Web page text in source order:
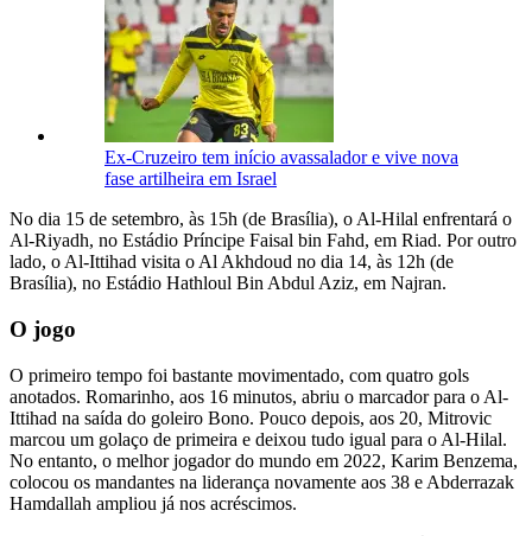
Ex-Cruzeiro tem início avassalador e vive nova
fase artilheira em Israel
No dia 15 de setembro, às 15h (de Brasília), o Al-Hilal enfrentará o
Al-Riyadh, no Estádio Príncipe Faisal bin Fahd, em Riad. Por outro
lado, o Al-Ittihad visita o Al Akhdoud no dia 14, às 12h (de
Brasília), no Estádio Hathloul Bin Abdul Aziz, em Najran.
O jogo
O primeiro tempo foi bastante movimentado, com quatro gols
anotados. Romarinho, aos 16 minutos, abriu o marcador para o Al-
Ittihad na saída do goleiro Bono. Pouco depois, aos 20, Mitrovic
marcou um golaço de primeira e deixou tudo igual para o Al-Hilal.
No entanto, o melhor jogador do mundo em 2022, Karim Benzema,
colocou os mandantes na liderança novamente aos 38 e Abderrazak
Hamdallah ampliou já nos acréscimos.